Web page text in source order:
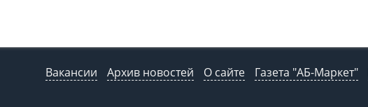
Вакансии Архив новостей О сайте Газета "АБ-Маркет"